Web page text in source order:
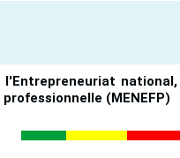
l'Entrepreneuriat
(MENEFP)